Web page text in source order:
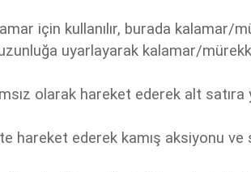
için kullanılır, burada kalamar/
uyarlayarak kalamar/
olarak hareket ederek alt
hareket ederek kamış aksiyonu